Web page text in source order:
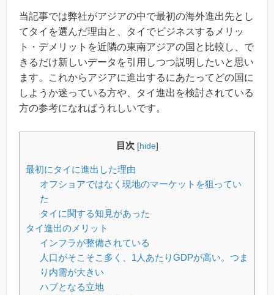
当記事では弊社がアジアの中で最初の海外進出先とし
てタイを選んだ理由と、タイでビジネスするメリッ
ト・デメリットを近隣の東南アジアの国と比較し、で
きるだけ新しいデータを引用しつつ説明したいと思い
ます。これからアジアに進出するにあたってどの国に
しようか迷っている方や、タイ進出を検討されている
方の参考になればうれしいです。
目次 [hide]
最初にタイに進出した理由
オフショアではなく現地のマーケットを狙ってい
た
タイに関する知見があった
タイ進出のメリット
インフラが整備されている
人口がそこそこ多く、1人あたりGDPが高い。つま
り内需が大きい
ハブとなる立地